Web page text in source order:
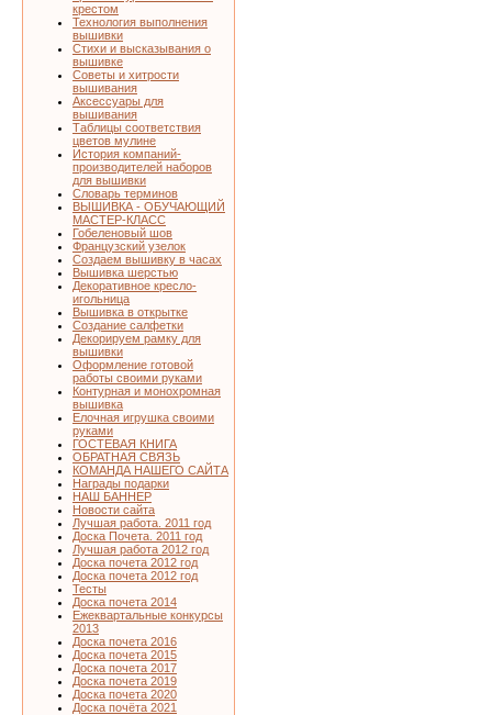
крестом
Технология выполнения
вышивки
Стихи и высказывания о
вышивке
Советы и хитрости
вышивания
Аксессуары для
вышивания
Таблицы соответствия
цветов мулине
История компаний-
производителей наборов
для вышивки
Словарь терминов
ВЫШИВКА - ОБУЧАЮЩИЙ
МАСТЕР-КЛАСС
Гобеленовый шов
Французский узелок
Создаем вышивку в часах
Вышивка шерстью
Декоративное кресло-
игольница
Вышивка в открытке
Создание салфетки
Декорируем рамку для
вышивки
Оформление готовой
работы своими руками
Контурная и монохромная
вышивка
Елочная игрушка своими
руками
ГОСТЕВАЯ КНИГА
ОБРАТНАЯ СВЯЗЬ
КОМАНДА НАШЕГО САЙТА
Награды подарки
НАШ БАННЕР
Новости сайта
Лучшая работа. 2011 год
Доска Почета. 2011 год
Лучшая работа 2012 год
Доска почета 2012 год
Доска почета 2012 год
Тесты
Доска почета 2014
Ежеквартальные конкурсы
2013
Доска почета 2016
Доска почета 2015
Доска почета 2017
Доска почета 2019
Доска почета 2020
Доска почёта 2021